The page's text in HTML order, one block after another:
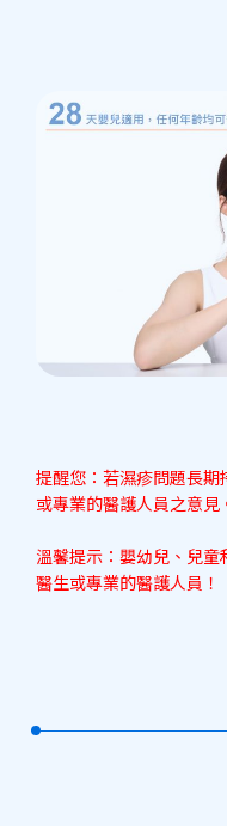
提醒您：若濕疹問題長期
或專業的醫護人員之意見
溫馨提示：嬰幼兒、兒
醫生或專業的醫護人員！